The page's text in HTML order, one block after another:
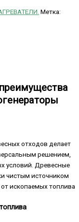
Метка:
отходов делает
решением,
условий. Древесные
чистым источником
ископаемых топлива